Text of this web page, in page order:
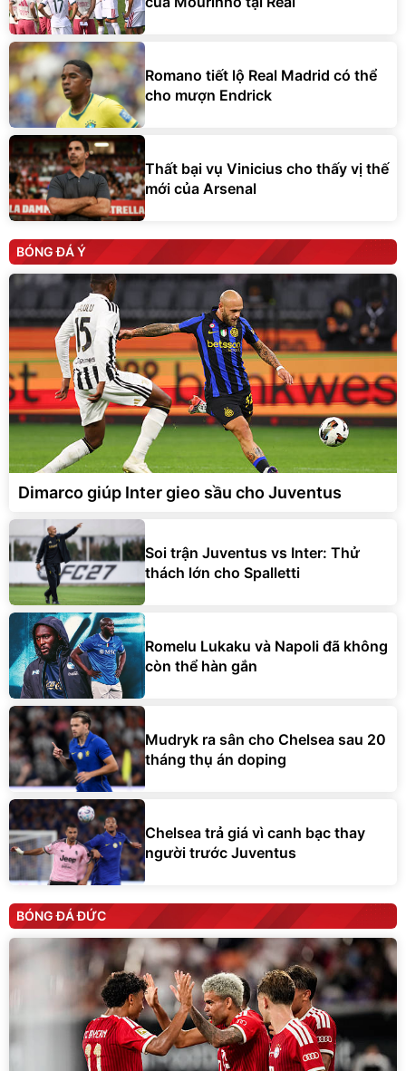
Romano tiết lộ Real Madrid có thể
cho mượn Endrick
Thất bại vụ Vinicius cho thấy vị thế
mới của Arsenal
BÓNG ĐÁ Ý
Dimarco giúp Inter gieo sầu cho Juventus
Soi trận Juventus vs Inter: Thử
thách lớn cho Spalletti
Romelu Lukaku và Napoli đã không
còn thể hàn gắn
Mudryk ra sân cho Chelsea sau 20
tháng thụ án doping
Chelsea trả giá vì canh bạc thay
người trước Juventus
BÓNG ĐÁ ĐỨC